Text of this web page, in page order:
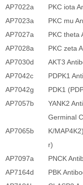
AP7022a PKC iota
AP7023a
PKC mu
AP7027a
PKC theta
AP7028a
PKC zeta
AP7030d
AKT3
AP7042c
PDPK1
AP7042g
PDK1
AP7057b
YANK2
AP7065b
Germinal
K/
r)
AP7097a PNCK
AP7164d
PBK